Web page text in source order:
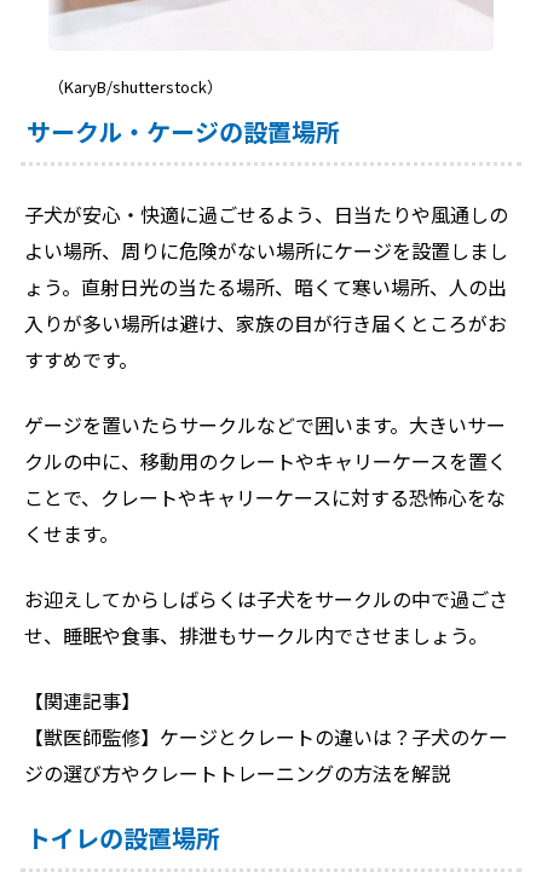
（KaryB/shutterstock）
サークル・ケージの設置場所
子犬が安心・快適に過ごせるよう、日当たりや風通しの
よい場所、周りに危険がない場所にケージを設置しまし
ょう。直射日光の当たる場所、暗くて寒い場所、人の出
入りが多い場所は避け、家族の目が行き届くところがお
すすめです。
ゲージを置いたらサークルなどで囲います。大きいサー
クルの中に、移動用のクレートやキャリーケースを置く
ことで、クレートやキャリーケースに対する恐怖心をな
くせます。
お迎えしてからしばらくは子犬をサークルの中で過ごさ
せ、睡眠や食事、排泄もサークル内でさせましょう。
【関連記事】
【獣医師監修】ケージとクレートの違いは？子犬のケー
ジの選び方やクレートトレーニングの方法を解説
トイレの設置場所